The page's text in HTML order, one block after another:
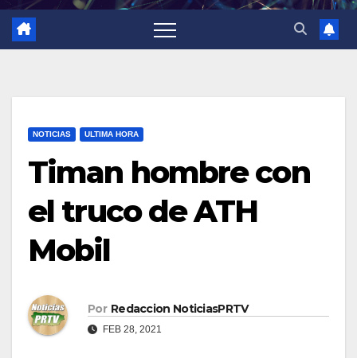
NOTICIAS ULTIMA HORA
Timan hombre con
el truco de ATH
Mobil
Por Redaccion NoticiasPRTV
FEB 28, 2021